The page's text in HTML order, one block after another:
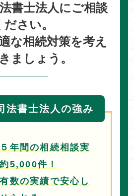
書士法人にご相談
ださい。
な相続対策を考え
ましょう。
法書士法人の強み
年間の相続相談実
5,000件！
数の実績で安心し